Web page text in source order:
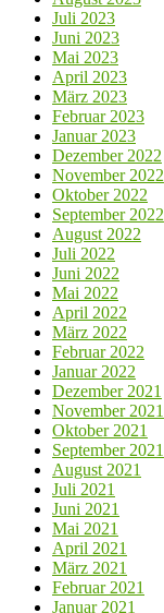
Juli 2023
Juni 2023
Mai 2023
April 2023
März 2023
Februar 2023
Januar 2023
Dezember 2022
November 2022
Oktober 2022
September 2022
August 2022
Juli 2022
Juni 2022
Mai 2022
April 2022
März 2022
Februar 2022
Januar 2022
Dezember 2021
November 2021
Oktober 2021
September 2021
August 2021
Juli 2021
Juni 2021
Mai 2021
April 2021
März 2021
Februar 2021
Januar 2021